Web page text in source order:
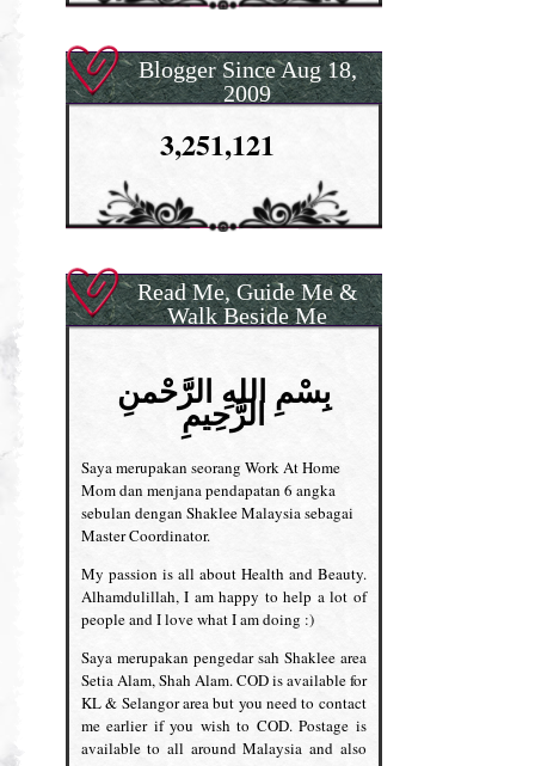
Blogger Since Aug 18,
2009
3,251,121
Read Me, Guide Me &
Walk Beside Me
بِسْمِ اللهِ الرَّحْمنِ
الرَّحِيمِ
Saya merupakan seorang Work At Home
Mom dan menjana pendapatan 6 angka
sebulan dengan Shaklee Malaysia sebagai
Master Coordinator.
My passion is all about Health and Beauty.
Alhamdulillah, I am happy to help a lot of
people and I love what I am doing :)
Saya merupakan pengedar sah Shaklee area
Setia Alam, Shah Alam. COD is available for
KL & Selangor area but you need to contact
me earlier if you wish to COD. Postage is
available to all around Malaysia and also